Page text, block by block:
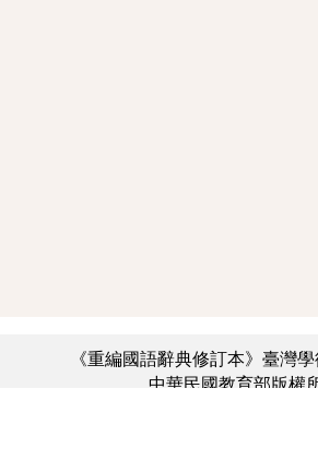
《重編國語辭典修訂本》臺灣
中華民國教育部版權